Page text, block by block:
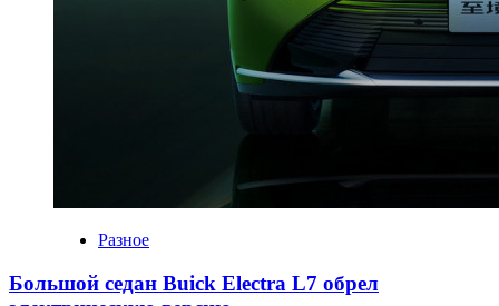
Разное
Большой седан Buick Electra L7 обрел